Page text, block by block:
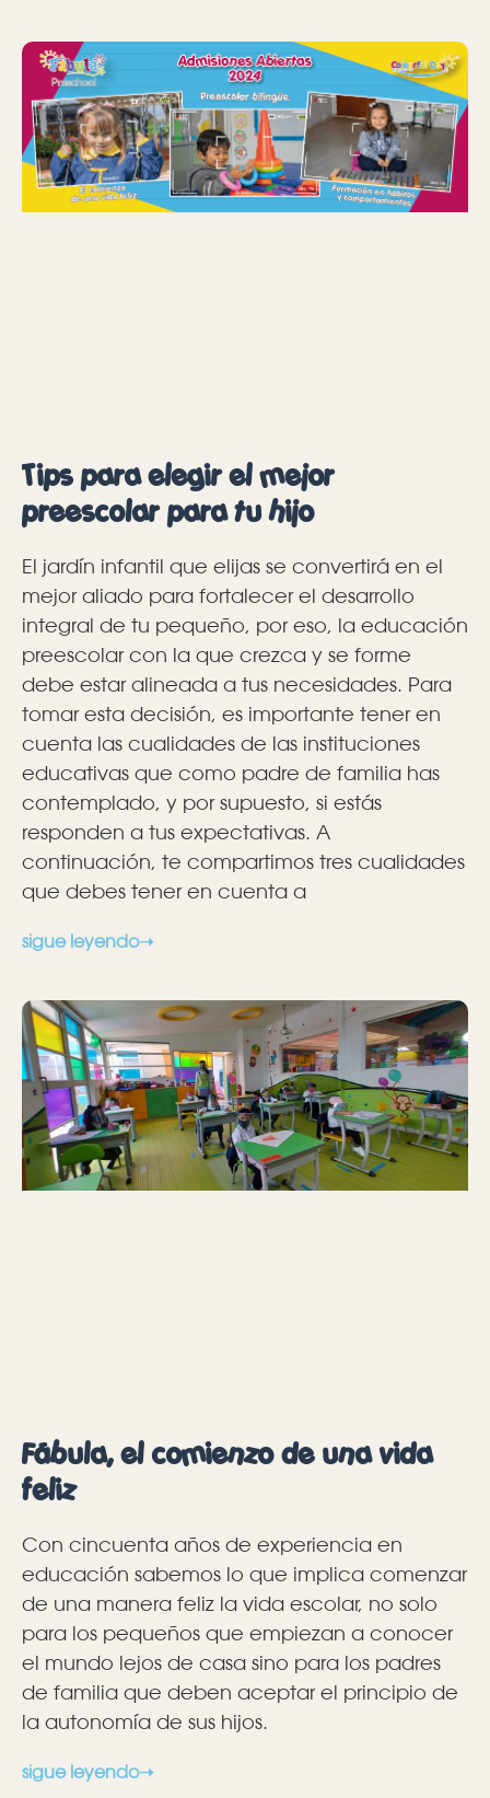
Tips para elegir el mejor
preescolar para tu hijo
El jardín infantil que elijas se convertirá en el
mejor aliado para fortalecer el desarrollo
integral de tu pequeño, por eso, la educación
preescolar con la que crezca y se forme
debe estar alineada a tus necesidades. Para
tomar esta decisión, es importante tener en
cuenta las cualidades de las instituciones
educativas que como padre de familia has
contemplado, y por supuesto, si estás
responden a tus expectativas. A
continuación, te compartimos tres cualidades
que debes tener en cuenta a
sigue leyendo➝
Fábula, el comienzo de una vida
feliz
Con cincuenta años de experiencia en
educación sabemos lo que implica comenzar
de una manera feliz la vida escolar, no solo
para los pequeños que empiezan a conocer
el mundo lejos de casa sino para los padres
de familia que deben aceptar el principio de
la autonomía de sus hijos.
sigue leyendo➝